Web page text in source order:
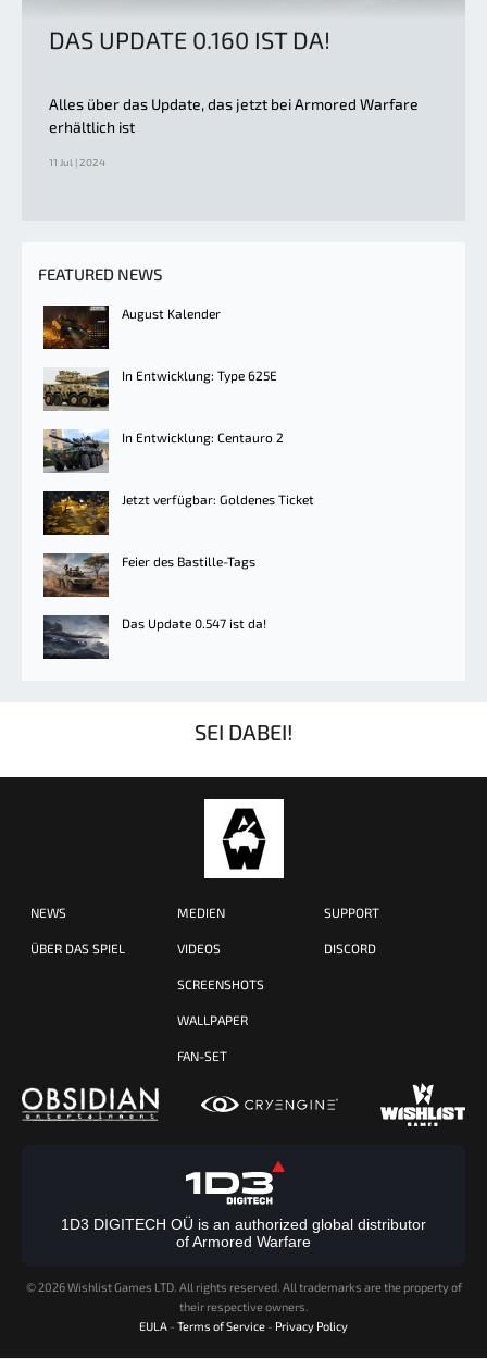
DAS UPDATE 0.160 IST DA!
Alles über das Update, das jetzt bei Armored Warfare
erhältlich ist
11 Jul | 2024
FEATURED NEWS
August Kalender
In Entwicklung: Type 625E
In Entwicklung: Centauro 2
Jetzt verfügbar: Goldenes Ticket
Feier des Bastille-Tags
Das Update 0.547 ist da!
SEI DABEI!
NEWS
ÜBER DAS SPIEL
MEDIEN
VIDEOS
SCREENSHOTS
WALLPAPER
FAN-SET
SUPPORT
DISCORD
1D3 DIGITECH OÜ is an authorized global distributor
of Armored Warfare
© 2026 Wishlist Games LTD. All rights reserved. All trademarks are the property of
their respective owners.
EULA - Terms of Service - Privacy Policy